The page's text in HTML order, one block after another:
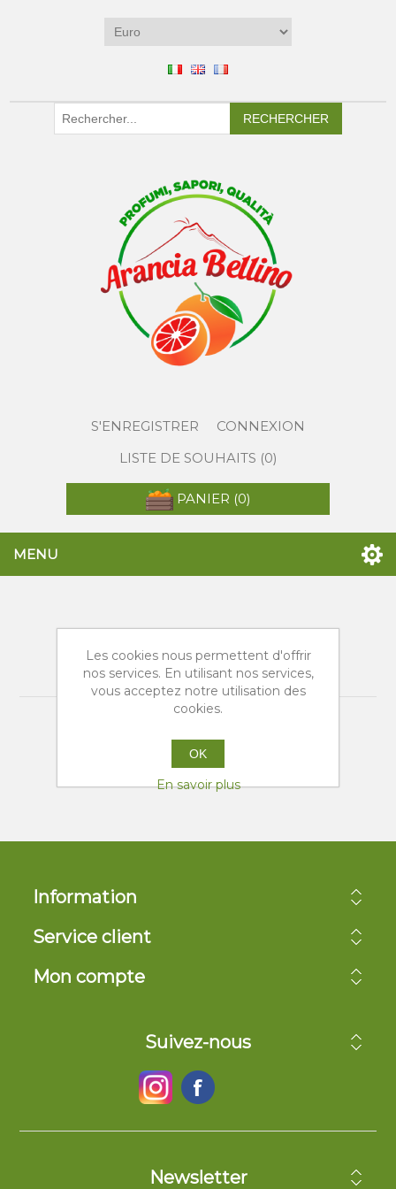
RECHERCHER
S'ENREGISTRER
CONNEXION
LISTE DE SOUHAITS (0)
PANIER (0)
MENU
Produits taggés avec
'migliori arance navel'
Information
Service client
Mon compte
Suivez-nous
Newsletter
Les cookies nous permettent d'offrir
nos services. En utilisant nos services,
vous acceptez notre utilisation des
cookies.
OK
En savoir plus